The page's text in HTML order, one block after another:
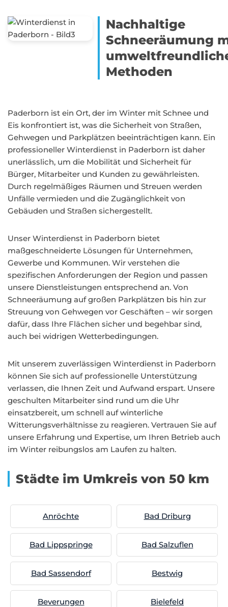
Nachhaltige
Schneeräumung
Methoden
Paderborn ist ein Ort, der im Winter mit Schnee und
Eis konfrontiert ist, was die Sicherheit von Straßen,
Gehwegen und Parkplätzen beeinträchtigen kann. Ein
professioneller Winterdienst in Paderborn ist daher
unerlässlich, um die Mobilität und Sicherheit für
Bürger, Mitarbeiter und Kunden zu gewährleisten.
Durch regelmäßiges Räumen und Streuen werden
Unfälle vermieden und die Zugänglichkeit von
Gebäuden und Straßen sichergestellt.
Unser Winterdienst in Paderborn bietet
maßgeschneiderte Lösungen für Unternehmen,
Gewerbe und Kommunen. Wir verstehen die
spezifischen Anforderungen der Region und passen
unsere Dienstleistungen entsprechend an. Von
Schneeräumung auf großen Parkplätzen bis hin zur
Streuung von Gehwegen vor Geschäften – wir sorgen
dafür, dass Ihre Flächen sicher und begehbar sind,
auch bei widrigen Wetterbedingungen.
Mit unserem zuverlässigen Winterdienst in Paderborn
können Sie sich auf professionelle Unterstützung
verlassen, die Ihnen Zeit und Aufwand erspart. Unsere
geschulten Mitarbeiter sind rund um die Uhr
einsatzbereit, um schnell auf winterliche
Witterungsverhältnisse zu reagieren. Vertrauen Sie auf
unsere Erfahrung und Expertise, um Ihren Betrieb auch
im Winter reibungslos am Laufen zu halten.
Städte im Umkreis von 50 km
Anröchte Bad Driburg
Bad Lippspringe Bad Salzuflen
Bad Sassendorf Bestwig
Beverungen Bielefeld